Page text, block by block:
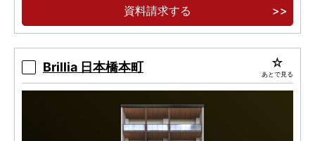
資料請求する
Brillia 日本橋本町 あとで見る